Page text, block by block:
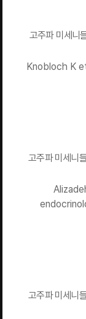
고주파 미세니
Knobloch K
고주파 미세니
고주파 미세니